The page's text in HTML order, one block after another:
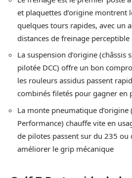
et plaquettes d’origine montrent
quelques tours rapides, avec un
distances de freinage perceptible
La suspension d’origine (châssis
pilotée DCC) offre un bon
les rouleurs assidus passent
combinés filetés pour gagner en
La monte pneumatique
Performance) chauffe vite en
de pilotes passent sur du 235
améliorer le grip mécanique